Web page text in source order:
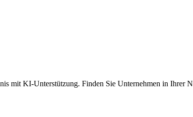
mit KI-Unterstützung. Finden Sie Unternehmen in Ihrer